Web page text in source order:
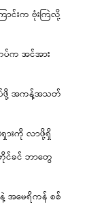
ာင်းက ဗုံးကြဲလို့
ပ်က အင်အား
ပ်ဖို့ အကန့်အသတ်
ရှားကို လာဖို့ရှိ
င်ခင် ဘာတွေ
အမေရိကန် စစ်